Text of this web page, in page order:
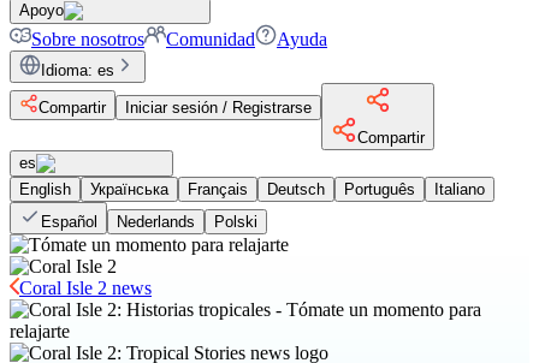
Apoyo
Sobre nosotros Comunidad Ayuda
Idioma: es
Compartir
Iniciar sesión / Registrarse
Compartir
es
English
Українська Français Deutsch Português
Italiano
Español
Nederlands Polski
Coral Isle 2 news